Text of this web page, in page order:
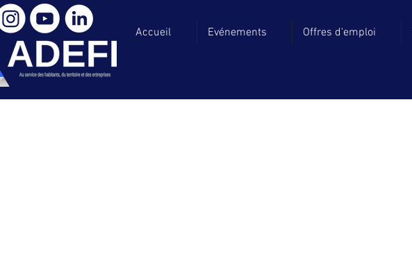
Accueil Evénements Offres d'emploi